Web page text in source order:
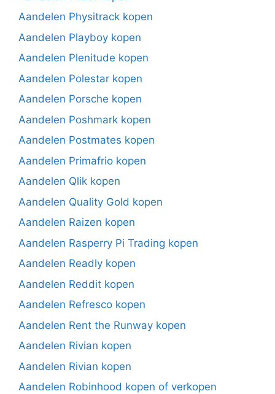
Aandelen Physitrack kopen
Aandelen Playboy kopen
Aandelen Plenitude kopen
Aandelen Polestar kopen
Aandelen Porsche kopen
Aandelen Poshmark kopen
Aandelen Postmates kopen
Aandelen Primafrio kopen
Aandelen Qlik kopen
Aandelen Quality Gold kopen
Aandelen Raizen kopen
Aandelen Rasperry Pi Trading kopen
Aandelen Readly kopen
Aandelen Reddit kopen
Aandelen Refresco kopen
Aandelen Rent the Runway kopen
Aandelen Rivian kopen
Aandelen Rivian kopen
Aandelen Robinhood kopen of verkopen